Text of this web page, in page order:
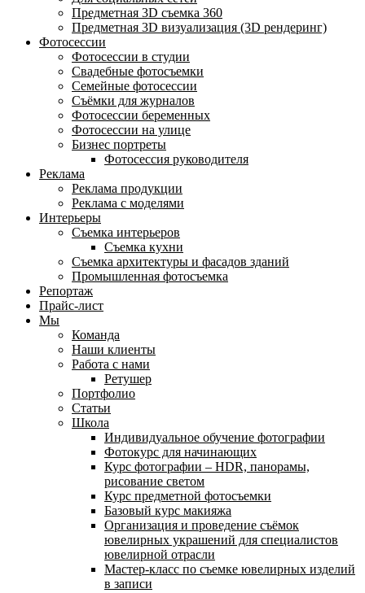
Предметная 3D съемка 360
Предметная 3D визуализация (3D рендеринг)
Фотосессии
Фотосессии в студии
Свадебные фотосъемки
Семейные фотосессии
Съёмки для журналов
Фотосессии беременных
Фотосессии на улице
Бизнес портреты
Фотосессия руководителя
Реклама
Реклама продукции
Реклама с моделями
Интерьеры
Съемка интерьеров
Съемка кухни
Съемка архитектуры и фасадов зданий
Промышленная фотосъемка
Репортаж
Прайс-лист
Мы
Команда
Наши клиенты
Работа с нами
Ретушер
Портфолио
Статьи
Школа
Индивидуальное обучение фотографии
Фотокурс для начинающих
Курс фотографии – HDR, панорамы,
рисование светом
Курс предметной фотосъемки
Базовый курс макияжа
Организация и проведение съёмок
ювелирных украшений для специалистов
ювелирной отрасли
Мастер-класс по съемке ювелирных изделий
в записи